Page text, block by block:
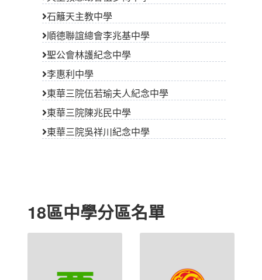
石籬天主教中學
順德聯誼總會李兆基中學
聖公會林護紀念中學
李惠利中學
東華三院伍若瑜夫人紀念中學
東華三院陳兆民中學
東華三院吳祥川紀念中學
18區中學分區名單